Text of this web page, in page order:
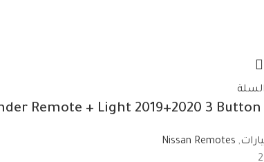
,
Nissan Remotes